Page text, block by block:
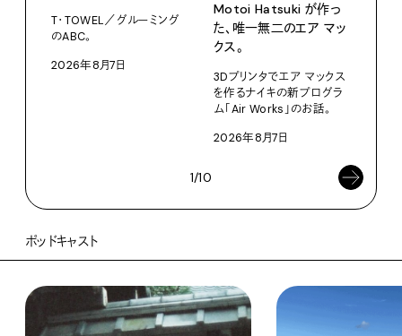
T・TOWEL／グルーミング
のABC。
2026年8月7日
Motoi Hatsuki が作っ
た、唯⼀無⼆のエア マッ
クス。
3Dプリンタでエア マックス
を作るナイキの新プログラ
ム「Air Works」のお話。
2026年8月7日
1/10
ポッドキャスト